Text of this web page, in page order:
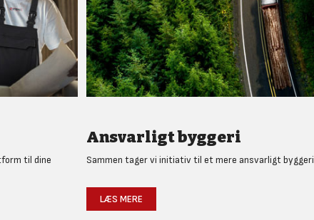
til dine
Ansvarligt byggeri
Sammen tager vi initiativ til et mere ansvarligt byggeri
LÆS MERE